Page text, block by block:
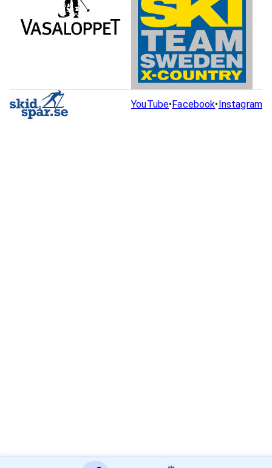
YouTube•Facebook•Instagram